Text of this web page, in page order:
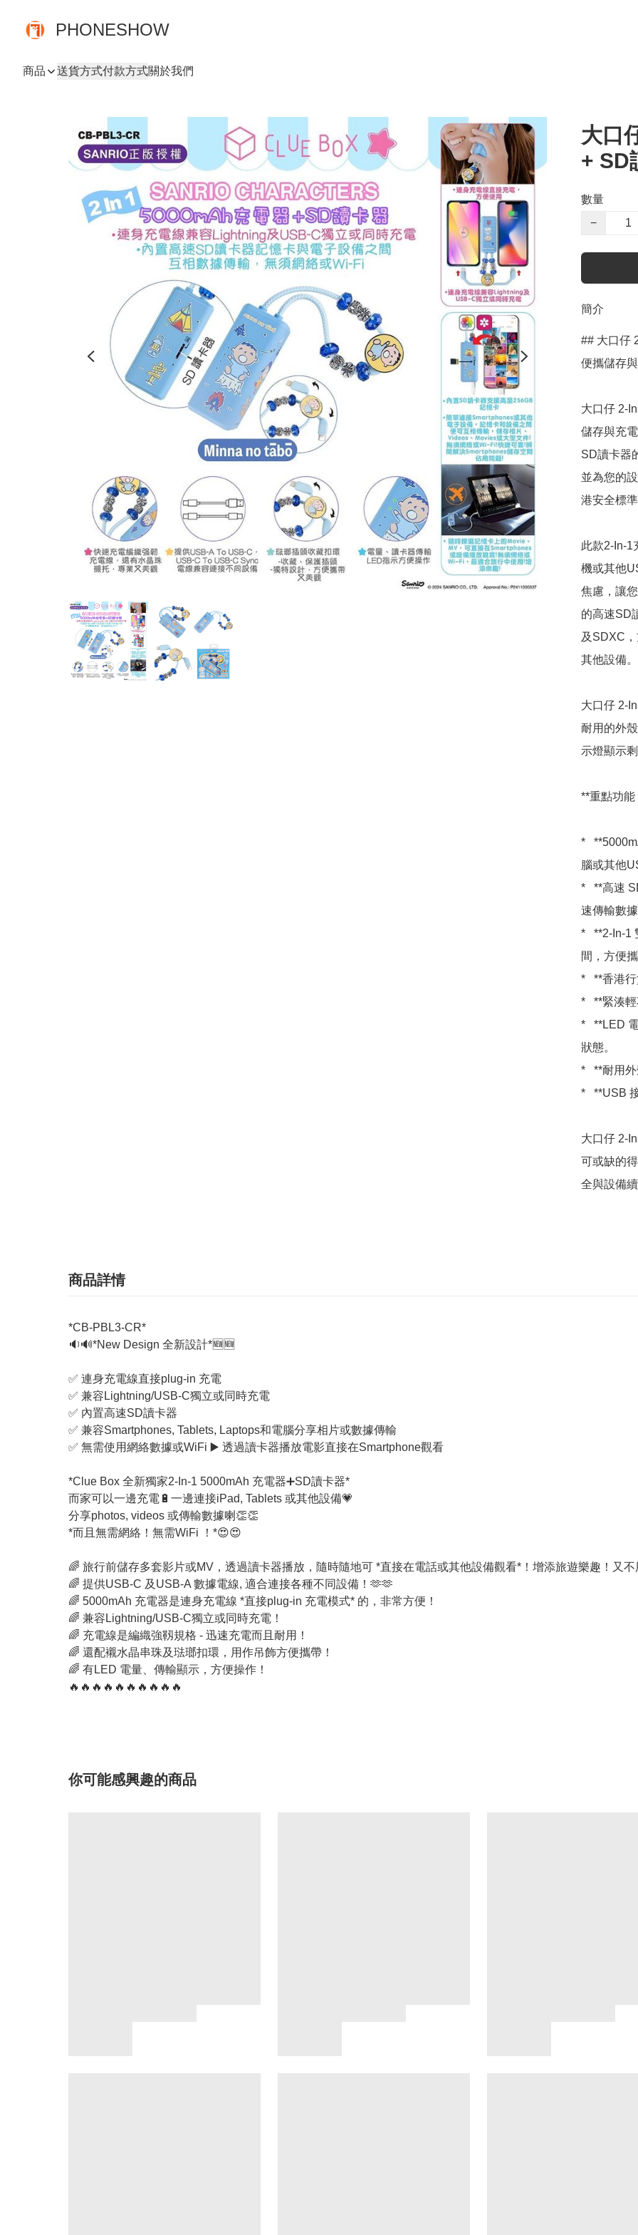
PHONESHOW
商品 送貨方式付款方式關於我們
大口
+ SD
數量
−
簡介
## 大口仔
便攜儲存
大口仔 2-
儲存與充
SD讀卡器
並為您的
港安全標
此款2-In-1
機或其他
焦慮，讓
的高速SD
及SDXC
其他設備
大口仔 2-
耐用的外
示燈顯示
**重點功能
*
腦或其他
*   **高速
速傳輸數據
*   **2-In-1
間，方便攜
*   **香港
*   **緊湊
*   **LED
狀態。
*   **耐用
*   **USB
大口仔 2-
可或缺的
商品詳情
*CB-PBL3-CR*
🔉🔊*New Design 全新設計*🆕🆕
✅ 連身充電線直接plug-in 充電
✅ 兼容Lightning/USB-C獨立或同時充電
✅ 內置高速SD讀卡器
✅ 兼容Smartphones, Tablets, Laptops和電腦分享相片或數據傳輸
✅ 無需使用網絡數據或WiFi ▶️ 透過讀卡器播放電影直接在Smartphone觀看
*Clue Box 全新獨家2-In-1 5000mAh 充電器➕SD讀卡器*
而家可以一邊充電🔋一邊連接iPad, Tablets 或其他設備💗
分享photos, videos 或傳輸數據喇👏👏
*而且無需網絡！無需WiFi ！*😍😍
🌈 旅行前儲存多套影片或MV，透過讀卡器播放，隨時隨地可 *直接在電話或其他設備觀看*！增添旅遊樂趣！又
🌈 提供USB-C 及USB-A 數據電線, 適合連接各種不同設備！🫶🫶
🌈 5000mAh 充電器是連身充電線 *直接plug-in 充電模式* 的，非常方便！
🌈 兼容Lightning/USB-C獨立或同時充電！
🌈 充電線是編織強靱規格 - 迅速充電而且耐用！
🌈 還配襯水晶串珠及琺瑯扣環，用作吊飾方便攜帶！
🌈 有LED 電量、傳輸顯示，方便操作！
🔥🔥🔥🔥🔥🔥🔥🔥🔥🔥
你可能感興趣的商品